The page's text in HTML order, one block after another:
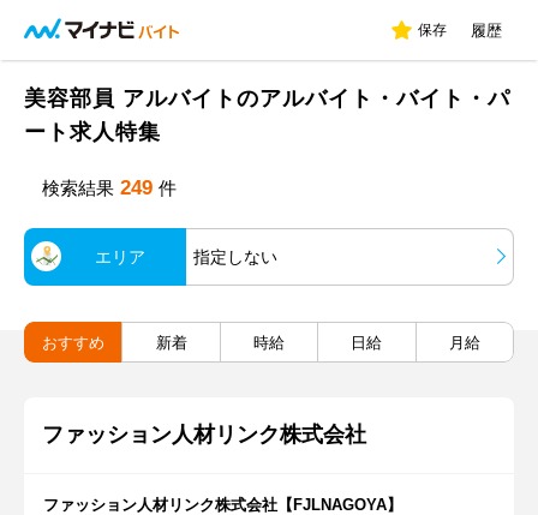
保存 履歴
美容部員 アルバイトのアルバイト・バイト・パ
ート求人特集
検索結果 249 件
エリア 指定しない
おすすめ 新着 時給 日給 月給
ファッション人材リンク株式会社
ファッション人材リンク株式会社【FJLNAGOYA】